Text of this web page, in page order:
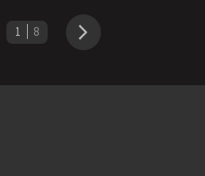
Suivant
1 8